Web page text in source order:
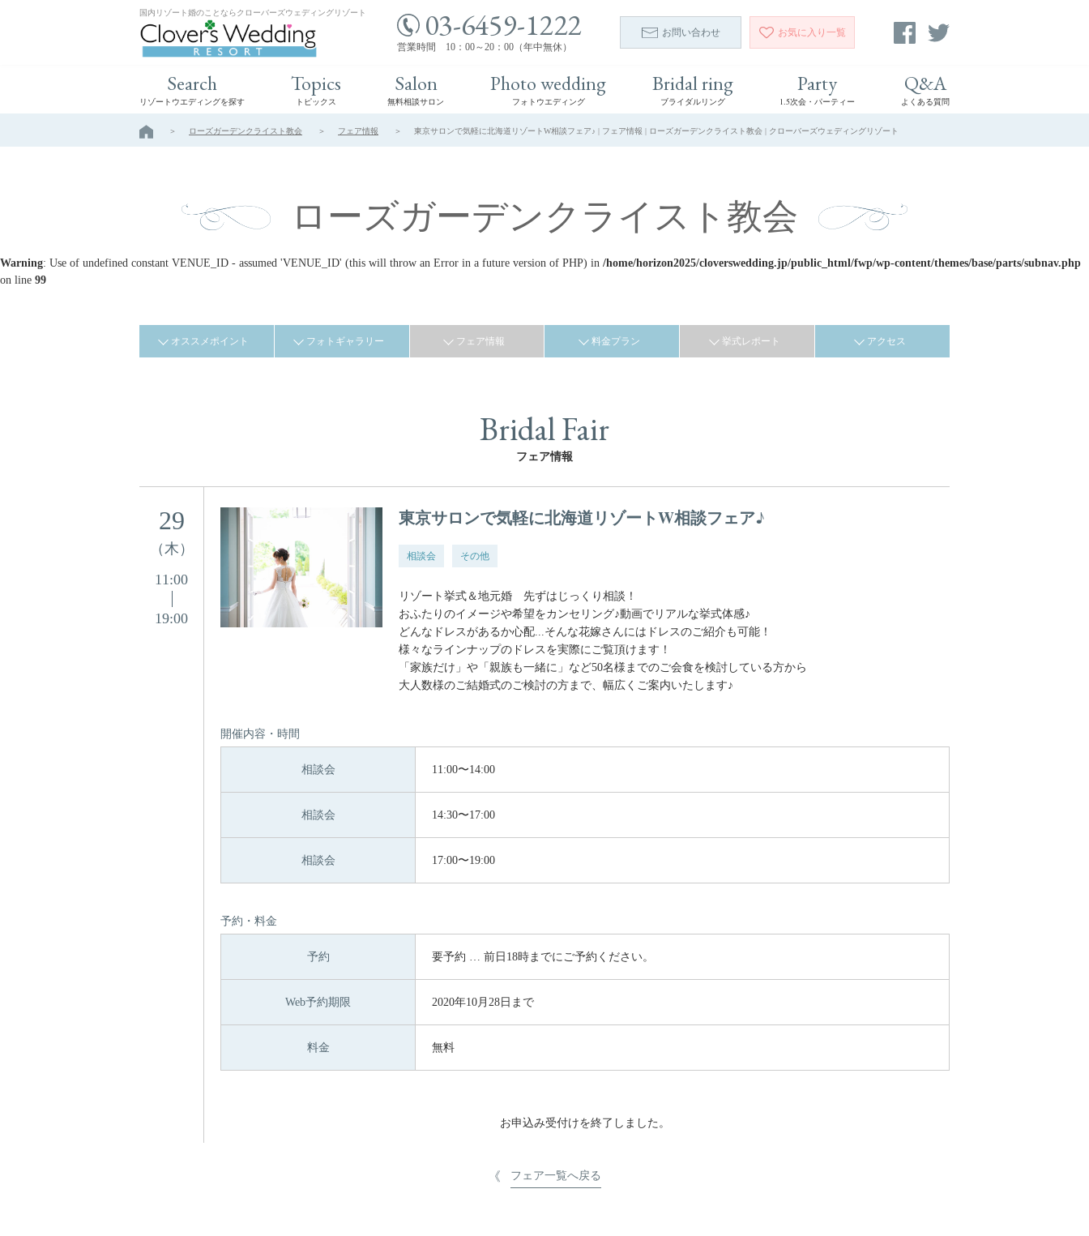
国内リゾート婚のことならクローバーズウェディングリゾート 03-6459-1222
営業時間 10：00～20：00（年中無休）
お問い合わせ お気に入り 一覧
Search
リゾートウエディングを探す
Topics
トピックス
Salon
無料相談サロン
Photo wedding
フォトウエディング
Bridal ring
ブライダルリング
Party
1.5次会・パーティー
Q&A
よくある質問
ローズガーデンクライスト教会 フェア情報 東京サロンで気軽に北海道リゾートW相談フェア♪ | フェア情報 | ローズガーデンクライスト教会 | クローバーズウェディングリゾート
ローズガーデンクライスト教会
Warning: Use of undefined constant VENUE_ID - assumed 'VENUE_ID' (this will throw an Error in a future version of PHP) in /home/horizon2025/cloverswedding.jp/public_html/fwp/wp-content/themes/base/parts/subnav.php
on line 99
オススメポイント フォトギャラリー フェア情報 料金プラン 挙式レポート アクセス
Bridal Fair
フェア情報
29
（木）
11:00
19:00
東京サロンで気軽に北海道リゾートW相談フェア♪
相談会 その他
リゾート挙式＆地元婚 先ずはじっくり相談！
おふたりのイメージや希望をカンセリング♪動画でリアルな挙式体感♪
どんなドレスがあるか心配...そんな花嫁さんにはドレスのご紹介も可能！
様々なラインナップのドレスを実際にご覧頂けます！
「家族だけ」や「親族も一緒に」など50名様までのご会食を検討している方から
大人数様のご結婚式のご検討の方まで、幅広くご案内いたします♪
開催内容・時間
相談会 11:00〜14:00
相談会 14:30〜17:00
相談会 17:00〜19:00
予約・料金
予約 要予約 … 前日18時までにご予約ください。
Web予約期限 2020年10月28日まで
料金 無料
お申込み受付けを終了しました。
フェア一覧へ戻る